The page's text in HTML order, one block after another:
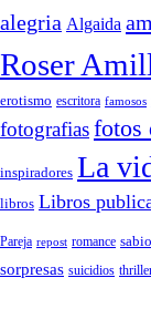
alegria Algaida
Roser
erotismo escritora famosos
fotografiasfotos
inspiradores La
libros Libros
Pareja repost romance
sorpresas suicidios